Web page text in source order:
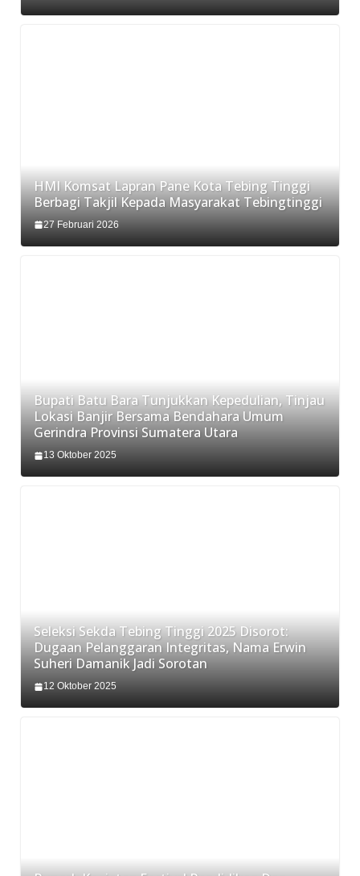
HMI Komsat Lapran Pane Kota Tebing Tinggi
Berbagi Takjil Kepada Masyarakat Tebingtinggi
27 Februari 2026
Bupati Batu Bara Tunjukkan Kepedulian, Tinjau
Lokasi Banjir Bersama Bendahara Umum
Gerindra Provinsi Sumatera Utara
13 Oktober 2025
Seleksi Sekda Tebing Tinggi 2025 Disorot:
Dugaan Pelanggaran Integritas, Nama Erwin
Suheri Damanik Jadi Sorotan
12 Oktober 2025